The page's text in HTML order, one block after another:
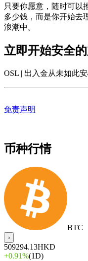
只要你愿意，随时可以
多少钱，而是你开始去
浪潮中。
立即开始安全
OSL | 出入金从未如此
免责声明
币种行情
BTC
›
509294.13HKD
+0.91%(1D)